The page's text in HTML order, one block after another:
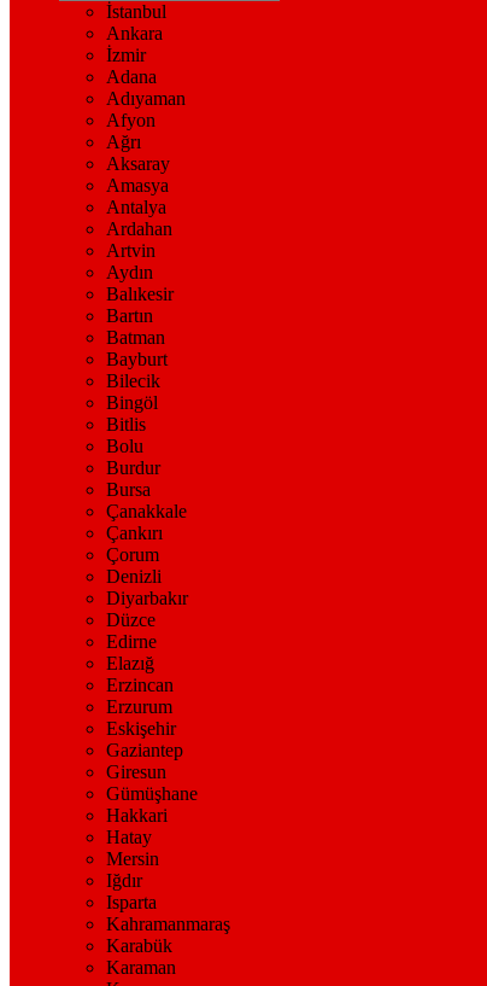
İstanbul
Ankara
İzmir
Adana
Adıyaman
Afyon
Ağrı
Aksaray
Amasya
Antalya
Ardahan
Artvin
Aydın
Balıkesir
Bartın
Batman
Bayburt
Bilecik
Bingöl
Bitlis
Bolu
Burdur
Bursa
Çanakkale
Çankırı
Çorum
Denizli
Diyarbakır
Düzce
Edirne
Elazığ
Erzincan
Erzurum
Eskişehir
Gaziantep
Giresun
Gümüşhane
Hakkari
Hatay
Mersin
Iğdır
Isparta
Kahramanmaraş
Karabük
Karaman